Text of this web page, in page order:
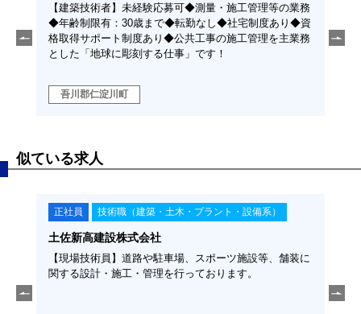
に
【建築技術者】未経験応募可◆測量・施工管理等の業務
◆年齢制限有：30歳まで◆転勤なし◆社宅制度あり◆資
格取得サポート制度あり◆公共工事の施工管理を主業務
とした「地球に彫刻する仕事」です！
吾川郡仁淀川町
工事
似ている求人
こ
！
正社員 技術職（建築・土木・プラント・設備系）
土佐新高建設株式会社
【現場技術員】道路や駐車場、スポーツ施設等、舗装に
関する設計・施工・管理を行っております。
勤可
ラの